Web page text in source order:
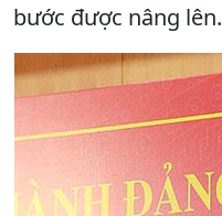
bước được nâng lên.